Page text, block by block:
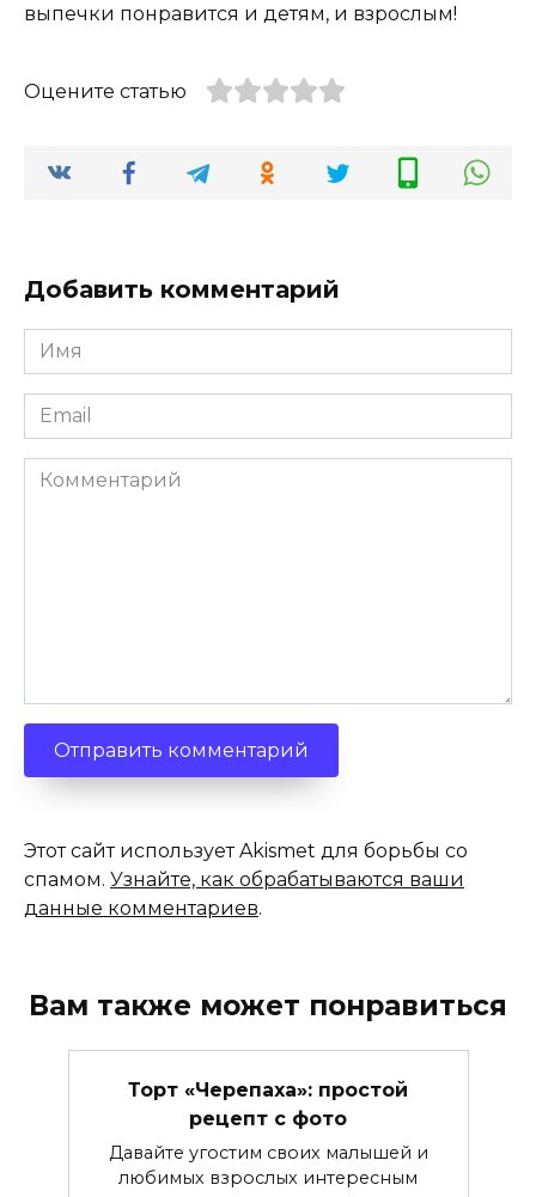
выпечки понравится и детям, и взрослым!
Оцените статью
Добавить комментарий
Имя
*
Email
*
Комментарий
Этот сайт использует Akismet для борьбы со
спамом. Узнайте, как обрабатываются ваши
данные комментариев.
Вам также может понравиться
Торт «Черепаха»: простой
рецепт с фото
Давайте угостим своих малышей и
любимых взрослых интересным